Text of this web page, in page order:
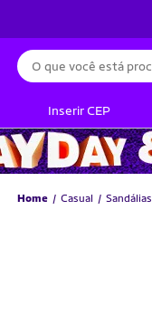
Busca
Inserir CEP
Home Casual Sandálias